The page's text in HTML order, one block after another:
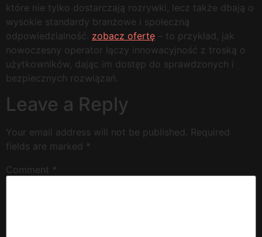
które nie tylko dostarczają rozrywki, lecz także dbają o
wysokie standardy branżowe i społeczną
odpowiedzialność. zobacz ofertę – to przykład, jak
nowoczesny operator łączy innowacyjność z troską o
użytkowników, dając im dostęp do sprawdzonych i
bezpiecznych rozwiązań.
Leave a Reply
Your email address will not be published. Required
fields are marked *
Comment *